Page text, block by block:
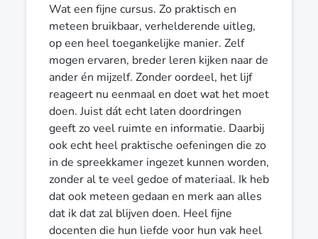
Wat een fijne cursus. Zo praktisch en
meteen bruikbaar, verhelderende uitleg,
op een heel toegankelijke manier. Zelf
mogen ervaren, breder leren kijken naar de
ander én mijzelf. Zonder oordeel, het lijf
reageert nu eenmaal en doet wat het moet
doen. Juist dát echt laten doordringen
geeft zo veel ruimte en informatie. Daarbij
ook echt heel praktische oefeningen die zo
in de spreekkamer ingezet kunnen worden,
zonder al te veel gedoe of materiaal. Ik heb
dat ook meteen gedaan en merk aan alles
dat ik dat zal blijven doen. Heel fijne
docenten die hun liefde voor hun vak heel